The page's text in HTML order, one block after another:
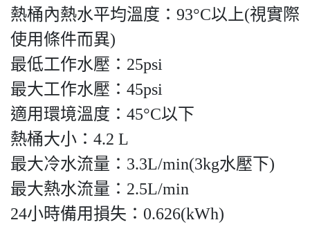
熱桶內熱水平均溫度：93°C以上(視實際
使用條件而異)
最低工作水壓：25psi
最大工作水壓：45psi
適用環境溫度：45°C以下
熱桶大小：4.2 L
最大冷水流量：3.3L/min(3kg水壓下)
最大熱水流量：2.5L/min
24小時備用損失：0.626(kWh)